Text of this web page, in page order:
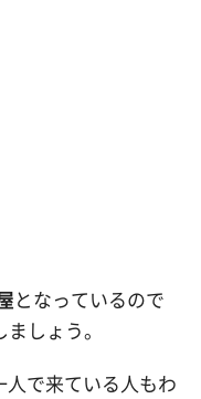
となっているので
しょう。
で来ている人もわ